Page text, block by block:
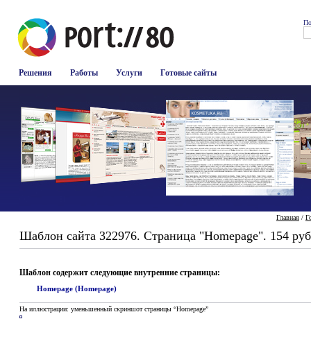
Решения Работы Услуги Готовые сайты
Главная /
Шаблон сайта 322976. Страница "Homepage". 154
Шаблон содержит следующие внутренние страницы:
Homepage (Homepage)
На иллюстрации: уменьшенный скриншот страницы “Homepage”